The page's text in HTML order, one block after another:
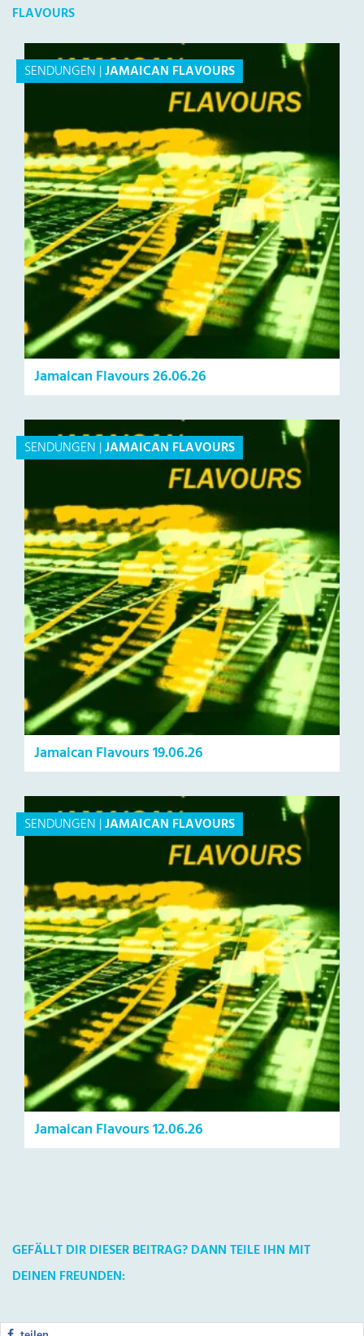
FLAVOURS
SENDUNGEN |JAMAICAN FLAVOURS
Jamaican Flavours 26.06.26
SENDUNGEN |JAMAICAN FLAVOURS
Jamaican Flavours 19.06.26
SENDUNGEN |JAMAICAN FLAVOURS
Jamaican Flavours 12.06.26
GEFÄLLT DIR DIESER BEITRAG? DANN TEILE IHN MIT
DEINEN FREUNDEN: